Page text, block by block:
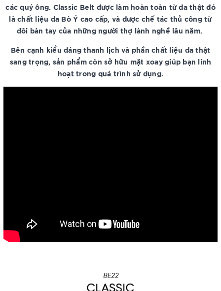
các quý ông. Classic Belt được làm hoàn toàn từ da thật đó
là chất liệu da Bò Ý cao cấp, và được chế tác thủ công từ
đôi bàn tay của những người thợ lành nghề lâu năm.
Bên cạnh kiểu dáng thanh lịch và phần chất liệu da thật
sang trọng, sản phẩm còn sở hữu mặt xoay giúp bạn linh
hoạt trong quá trình sử dụng.